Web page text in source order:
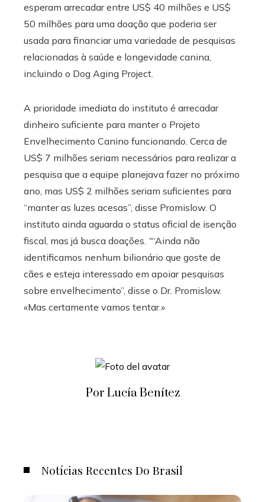
esperam arrecadar entre US$ 40 milhões e US$
50 milhões para uma doação que poderia ser
usada para financiar uma variedade de pesquisas
relacionadas à saúde e longevidade canina,
incluindo o Dog Aging Project.
A prioridade imediata do instituto é arrecadar
dinheiro suficiente para manter o Projeto
Envelhecimento Canino funcionando. Cerca de
US$ 7 milhões seriam necessários para realizar a
pesquisa que a equipe planejava fazer no próximo
ano, mas US$ 2 milhões seriam suficientes para
“manter as luzes acesas”, disse Promislow. O
instituto ainda aguarda o status oficial de isenção
fiscal, mas já busca doações. ““Ainda não
identificamos nenhum bilionário que goste de
cães e esteja interessado em apoiar pesquisas
sobre envelhecimento”, disse o Dr. Promislow.
«Mas certamente vamos tentar.»
Por Lucía Benítez
Notícias Recentes Do Brasil